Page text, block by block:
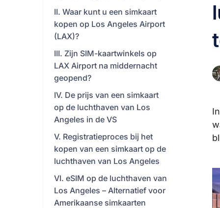
II. Waar kunt u een simkaart
kopen op Los Angeles Airport
(LAX)?
III. Zijn SIM-kaartwinkels op
LAX Airport na middernacht
geopend?
IV. De prijs van een simkaart
op de luchthaven van Los
Angeles in de VS
V. Registratieproces bij het
kopen van een simkaart op de
luchthaven van Los Angeles
VI. eSIM op de luchthaven van
Los Angeles – Alternatief voor
Amerikaanse simkaarten